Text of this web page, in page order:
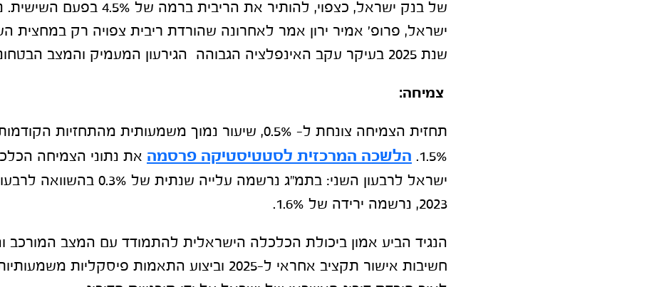
של בנק ישראל, כצפוי, להותיר את הריבית ברמה של
ישראל, פרופ' אמיר ירון אמר לאחרונה שהורדת ריבית צפויה רק במחצית
שנת 2025 בעיקר עקב האינפלציה הגבוהה הגירעון המעמיק והמצב הבטחוני.
צמיחה:
תחזית הצמיחה צונחת ל- 0.5%, שיעור נמוך משמעותית מהתחזיות
1.5%.
הלשכה המרכזית לסטטיסטיקה פרסמה את נתוני הצמיחה
ישראל לרבעון השני: בתמ"ג נרשמה עלייה שנתית
2023, נרשמה ירידה של 1.6%.
הנגיד הביע אמון ביכולת הכלכלה הישראלית להתמודד עם המצב המורכב
חשיבות אישור תקציב אחראי ל-2025 וביצוע התאמות פיסקליות